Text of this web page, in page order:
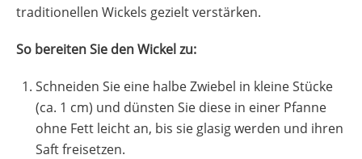
traditionellen Wickels gezielt verstärken.
So bereiten Sie den Wickel zu:
Schneiden Sie eine halbe Zwiebel in kleine Stücke
(ca. 1 cm) und dünsten Sie diese in einer Pfanne
ohne Fett leicht an, bis sie glasig werden und ihren
Saft freisetzen.